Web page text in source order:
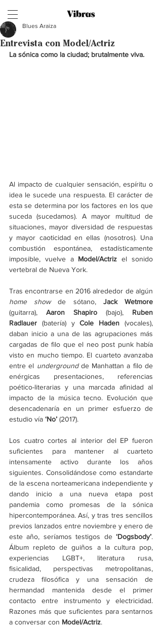
Entrevista con Model/Actriz
Blues Araiza
La sónica como la ciudad; brutalmente viva.
Al impacto de cualquier sensación, espíritu o
idea le sucede una respuesta. El carácter de
esta se determina por los factores en los que
suceda (sucedamos). A mayor multitud de
situaciones, mayor diversidad de respuestas
y mayor caoticidad en ellas (nosotros). Una
combustión espontánea, estadísticamente
imposible, vuelve a Model/Actriz el sonido
vertebral de Nueva York.
home show de sótano,
(guitarra), Aaron Shapiro (bajo), Ruben
Radlauer (batería) y Cole Haden (vocales),
daban inicio a una de las agrupaciones más
cargadas de filo que el neo post punk había
visto en mucho tiempo. El cuarteto avanzaba
entre el underground de Manhattan a filo de
enérgicas presentaciones, referencias
poético-literarias y una marcada afinidad al
impacto de la música tecno. Evolución que
desencadenaría en un primer esfuerzo de
estudio vía ‘No’ (2017).
Los cuatro cortes al interior del EP fueron
suficientes para mantener al cuarteto
intensamente activo durante los años
siguientes. Consolidándose como estandarte
de la escena norteamericana independiente y
dando inicio a una nueva etapa post
pandemia como promesas de la sónica
hipercontemporánea. Así, y tras tres sencillos
previos lanzados entre noviembre y enero de
este año, seríamos testigos de ‘Dogsbody’.
Álbum repleto de guiños a la cultura pop,
experiencias LGBT+, literatura rusa,
fisicalidad, perspectivas metropolitanas,
crudeza filosófica y una sensación de
hermandad mantenida desde el primer
contacto entre instrumento y electricidad.
Razones más que suficientes para sentarnos
a conversar con Model/Actriz.